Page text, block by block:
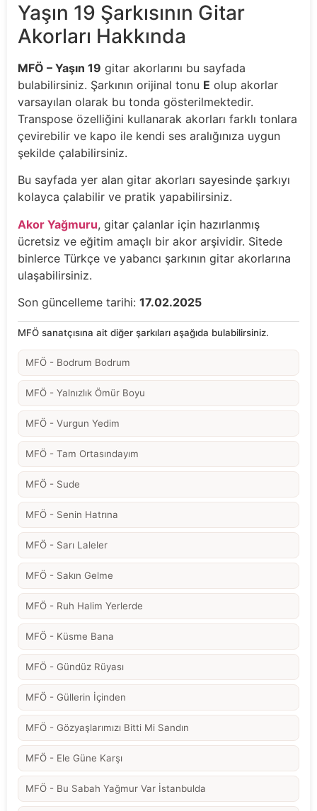
Yaşın 19 Şarkısının Gitar
Akorları Hakkında
MFÖ – Yaşın 19 gitar akorlarını bu sayfada
bulabilirsiniz. Şarkının orijinal tonu E olup akorlar
varsayılan olarak bu tonda gösterilmektedir.
Transpose özelliğini kullanarak akorları farklı tonlara
çevirebilir ve kapo ile kendi ses aralığınıza uygun
şekilde çalabilirsiniz.
Bu sayfada yer alan gitar akorları sayesinde şarkıyı
kolayca çalabilir ve pratik yapabilirsiniz.
Akor Yağmuru, gitar çalanlar için hazırlanmış
ücretsiz ve eğitim amaçlı bir akor arşividir. Sitede
binlerce Türkçe ve yabancı şarkının gitar akorlarına
ulaşabilirsiniz.
Son güncelleme tarihi: 17.02.2025
MFÖ sanatçısına ait diğer şarkıları aşağıda bulabilirsiniz.
MFÖ - Bodrum Bodrum
MFÖ - Yalnızlık Ömür Boyu
MFÖ - Vurgun Yedim
MFÖ - Tam Ortasındayım
MFÖ - Sude
MFÖ - Senin Hatrına
MFÖ - Sarı Laleler
MFÖ - Sakın Gelme
MFÖ - Ruh Halim Yerlerde
MFÖ - Küsme Bana
MFÖ - Gündüz Rüyası
MFÖ - Güllerin İçinden
MFÖ - Gözyaşlarımızı Bitti Mi Sandın
MFÖ - Ele Güne Karşı
MFÖ - Bu Sabah Yağmur Var İstanbulda